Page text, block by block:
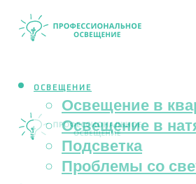
ОСВЕЩЕНИЕ
Освещение в
Освещение в
Подсветка
Проблемы со